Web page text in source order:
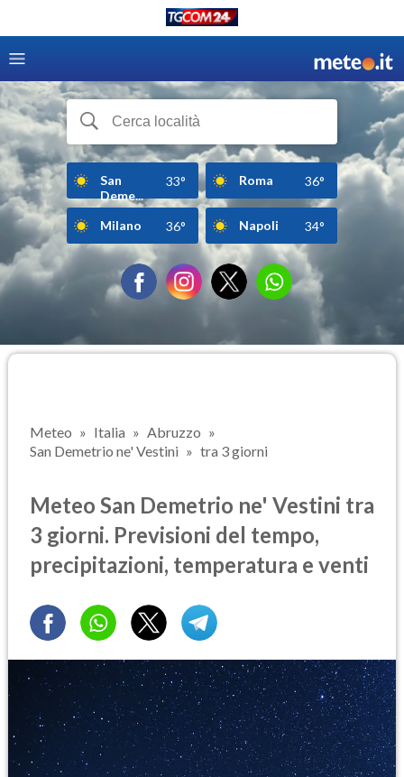
San
Deme...
33° Roma 36°
Milano 36° Napoli 34°
Meteo Italia
Abruzzo
San Demetrio ne' Vestini
tra 3 giorni
Meteo San Demetrio ne' Vestini tra
3 giorni. Previsioni del tempo,
precipitazioni, temperatura e venti